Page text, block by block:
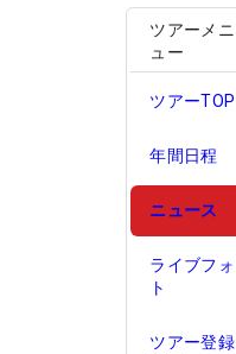
ツアーメニ
ュー
ツアーTOP
年間日程
ニュース
ライブフォ
ト
ツアー登録